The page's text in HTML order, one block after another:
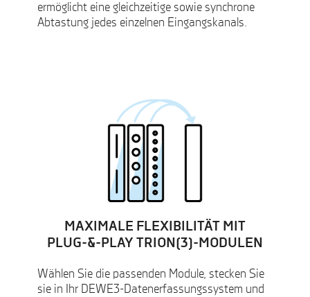
ermöglicht eine gleichzeitige sowie synchrone
Abtastung jedes einzelnen Eingangskanals.
MAXIMALE FLEXIBILITÄT MIT
PLUG-&-PLAY TRION(3)-MODULEN
Wählen Sie die passenden Module, stecken Sie
sie in Ihr DEWE3-Datenerfassungssystem und